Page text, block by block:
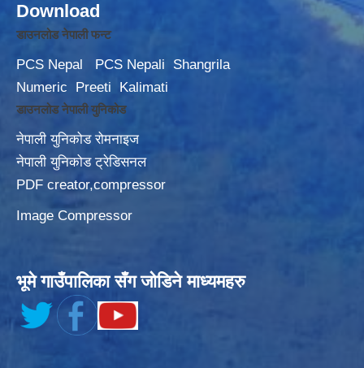
Download
डाउनलोड नेपाली फन्ट
PCS Nepal PCS Nepali
Shangrila
Numeric
Preeti Kalimati
डाउनलोड नेपाली युनिकोड
नेपाली युनिकोड रोमनाइज
नेपाली युनिकोड ट्रेडिसनल
PDF creator,compressor
Image Compressor
भूमे गाउँपालिका सँग जोडिने माध्यमहरु